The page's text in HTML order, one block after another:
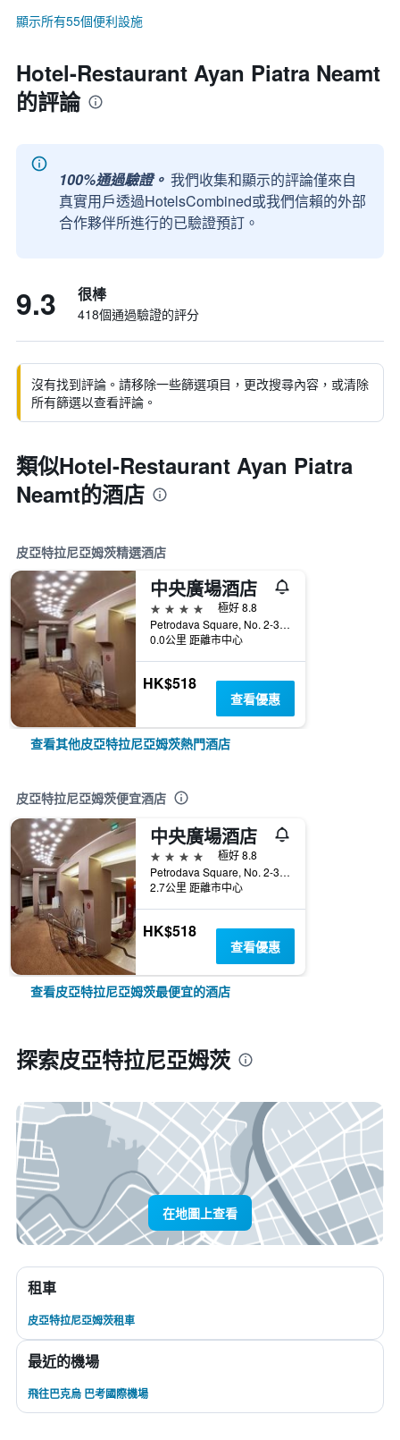
顯示所有55個便利設施
Hotel-Restaurant Ayan Piatra Neamt
的評論
100%通過驗證。 我們收集和顯示的評論僅來自
真實用戶透過HotelsCombined或我們信賴的外部
合作夥伴所進行的已驗證預訂。
9.3 很棒
418個通過驗證的評分
沒有找到評論。請移除一些篩選項目，更改搜尋內容，或清除
所有篩選以查看評論。
類似Hotel-Restaurant Ayan Piatra
Neamt的酒店
皮亞特拉尼亞姆茨精選酒店
中央廣場酒店
4星級
極好 8.8
Petrodava Square, No. 2-3, 皮亞特拉尼亞姆茨, 羅馬尼亞
0.0公里 距離市中心
HK$518
查看優惠
查看其他皮亞特拉尼亞姆茨熱門酒店
皮亞特拉尼亞姆茨便宜酒店
中央廣場酒店
4星級
極好 8.8
Petrodava Square, No. 2-3, 皮亞特拉尼亞姆茨, 羅馬尼亞
2.7公里 距離市中心
HK$518
查看優惠
查看皮亞特拉尼亞姆茨最便宜的酒店
探索皮亞特拉尼亞姆茨
在地圖上查看
租車
皮亞特拉尼亞姆茨租車
最近的機場
飛往巴克烏 巴考國際機場